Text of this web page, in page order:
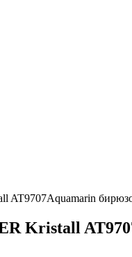
AT9707Aquamarin
Kristall